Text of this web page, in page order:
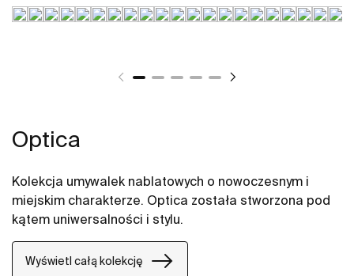
Optica
Kolekcja umywalek nablatowych o nowoczesnym i
miejskim charakterze. Optica została stworzona pod
kątem uniwersalności i stylu.
Wyświetl całą kolekcję